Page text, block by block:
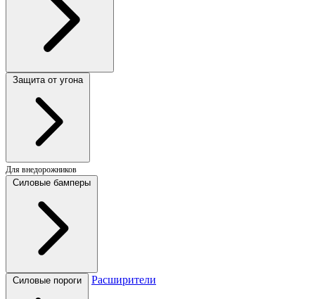
Защита от угона
Для внедорожников
Силовые бамперы
Силовые пороги Расширители